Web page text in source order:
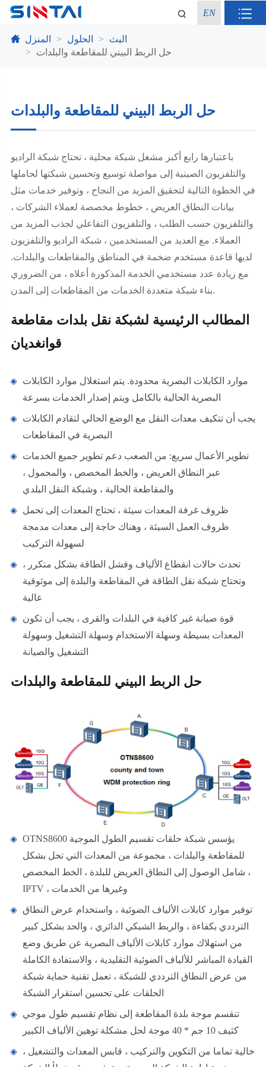
EN
المنزل الحلول
البث
حل الربط البيني للمقاطعة والبلدات
حل الربط البيني للمقاطعة والبلدات
باعتبارها رابع أكبر مشغل شبكة محلية ، تحتاج شبكة الراديو
والتلفزيون الصينية إلى مواصلة توسيع وتحسين شبكتها لحاملها
في الخطوة التالية لتحقيق المزيد من النجاح ، وتوفير خدمات مثل
بيانات النطاق العريض ، خطوط مخصصة لعملاء الشركات ،
والتلفزيون حسب الطلب ، والتلفزيون التفاعلي لجذب المزيد من
العملاء. مع العديد من المستخدمين ، شبكة الراديو والتلفزيون
لديها قاعدة مستخدم ضخمة في المناطق والمقاطعات والبلدات.
مع زيادة عدد مستخدمي الخدمة المذكورة أعلاه ، من الضروري
بناء شبكة متعددة الخدمات من المقاطعات إلى المدن.
المطالب الرئيسية لشبكة نقل بلدات مقاطعة
قوانغديان
موارد الكابلات البصرية محدودة. يتم استغلال موارد الكابلات
البصرية الحالية بالكامل ويتم إصدار الخدمات بسرعة
يجب أن تتكيف معدات النقل مع الوضع الحالي لتقادم الكابلات
البصرية في المقاطعات
تطوير الأعمال سريع: من الصعب دعم تطوير جميع الخدمات
عبر النطاق العريض ، والخط المخصص ، والمحمول ،
والمقاطعة الحالية ، وشبكة النقل البلدي
ظروف غرفة المعدات سيئة ، تحتاج المعدات إلى تحمل
ظروف العمل السيئة ، وهناك حاجة إلى معدات مدمجة
لسهولة التركيب
تحدث حالات انقطاع الألياف وفشل الطاقة بشكل متكرر ،
وتحتاج شبكة نقل الطاقة في المقاطعة والبلدة إلى موثوقية
عالية
قوة صيانة غير كافية في البلدات والقرى ، يجب أن تكون
المعدات بسيطة وسهلة الاستخدام وسهلة التشغيل وسهولة
التشغيل والصيانة
حل الربط البيني للمقاطعة والبلدات
OTNS8600 يؤسس شبكة حلقات تقسيم الطول الموجية
للمقاطعة والبلدات ، مجموعة من المعدات التي تحل بشكل
شامل الوصول إلى النطاق العريض للبلدة ، الخط المخصص ،
IPTV ، وغيرها من الخدمات
توفير موارد كابلات الألياف الضوئية ، واستخدام عرض النطاق
الترددي بكفاءة ، والربط الشبكي الدائري ، والحد بشكل كبير
من استهلاك موارد كابلات الألياف البصرية عن طريق وضع
القيادة المباشر للألياف الضوئية التقليدية ، والاستفادة الكاملة
من عرض النطاق الترددي للشبكة ، تعمل تقنية حماية شبكة
الحلقات على تحسين استقرار الشبكة
تنقسم موجة بلدة المقاطعة إلى نظام تقسيم طول موجي
كثيف 10 جم * 40 موجة لحل مشكلة توهين الألياف الكبير
خالية تماما من التكوين والتركيب ، قابس المعدات والتشغيل ،